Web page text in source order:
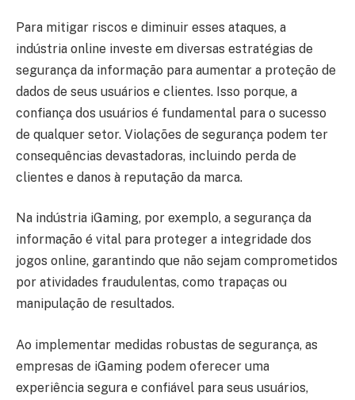
Para mitigar riscos e diminuir esses ataques, a
indústria online investe em diversas estratégias de
segurança da informação para aumentar a proteção de
dados de seus usuários e clientes. Isso porque, a
confiança dos usuários é fundamental para o sucesso
de qualquer setor. Violações de segurança podem ter
consequências devastadoras, incluindo perda de
clientes e danos à reputação da marca.
Na indústria iGaming, por exemplo, a segurança da
informação é vital para proteger a integridade dos
jogos online, garantindo que não sejam comprometidos
por atividades fraudulentas, como trapaças ou
manipulação de resultados.
Ao implementar medidas robustas de segurança, as
empresas de iGaming podem oferecer uma
experiência segura e confiável para seus usuários,